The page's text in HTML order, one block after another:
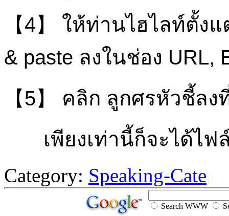
【4】 ให้ท่านไฮไลท์ตั้ง
& paste ลงในช่อง URL,
【5】 คลิก ลูกศรหัวชี้ล
เพียงเท่านี้ก็จะได้ไฟ
Category: Speaking-Cate
Search WWW